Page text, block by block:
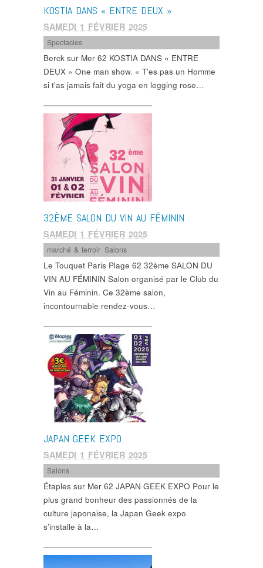
KOSTIA DANS « ENTRE DEUX »
SAMEDI 1 FÉVRIER 2025
Spectacles
Berck sur Mer 62 KOSTIA DANS « ENTRE
DEUX » One man show. « T’es pas un Homme
si t’as jamais fait du yoga en legging rose…
32ÈME SALON DU VIN AU FÉMININ
SAMEDI 1 FÉVRIER 2025
marché & terroir,Salons
Le Touquet Paris Plage 62 32ème SALON DU
VIN AU FÉMININ Salon organisé par le Club du
Vin au Féminin. Ce 32ème salon,
incontournable rendez-vous…
JAPAN GEEK EXPO
SAMEDI 1 FÉVRIER 2025
Salons
Étaples sur Mer 62 JAPAN GEEK EXPO Pour le
plus grand bonheur des passionnés de la
culture japonaise, la Japan Geek expo
s’installe à la…